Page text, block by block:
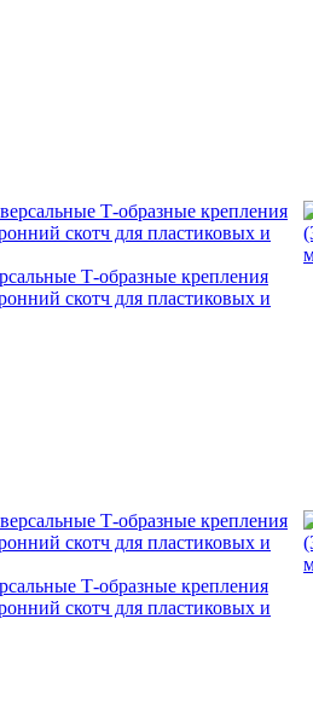
Т-образные крепления
скотч для пластиковых и
Т-образные крепления
скотч для пластиковых и